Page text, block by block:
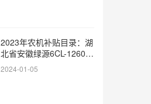
2023年农机补贴目录：湖
北省安徽绿源6CL-1260D
茶叶理条机补贴金额
(2023年农机补贴目录：
2024-01-05